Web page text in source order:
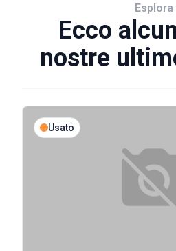
Esplora
Ecco
nostre
Usato